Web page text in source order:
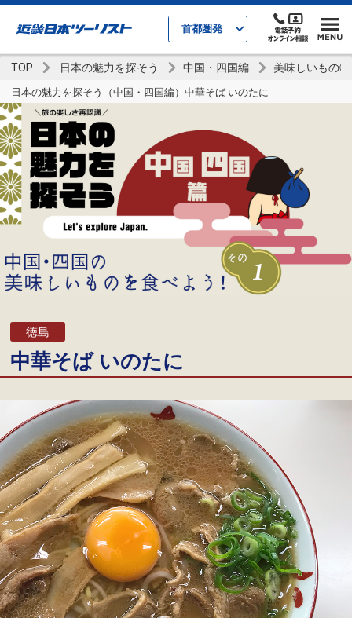
首都圏発
TOP 日本の魅力を探そう 中国・四国編 美味しいもの①
日本の魅力を探そう（中国・四国編）中華そば いのたに
徳島
中華そば いのたに